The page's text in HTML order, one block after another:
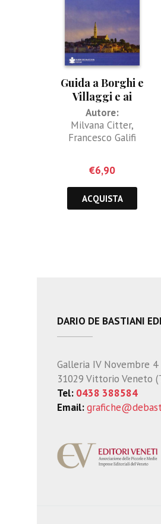
Guida a Borghi e
Villaggi e ai
Porticcioli
Autore:
Milvana Citter,
Francesco Galifi
€6,90
ACQUISTA
DARIO DE BASTIANI
Galleria IV Novembre 4
31029 Vittorio Veneto
Tel: 0438 388584
Email: